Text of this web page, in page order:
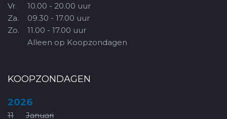
Vr.
Za.
Zo.
10.00 - 20.00 uur
09.30 - 17.00 uur
11.00 - 17.00 uur
Alleen op Koopzondagen
KOOPZONDAGEN
2026
11
Januari